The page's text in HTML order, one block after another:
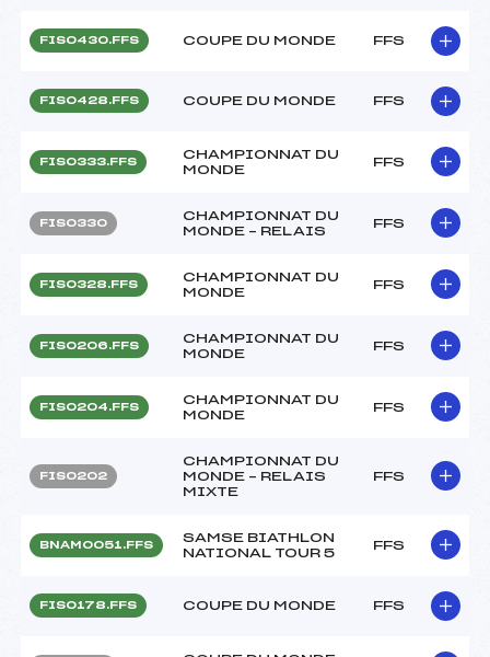
FIS0430.FFS COUPE DU MONDE FFS
FIS0428.FFS COUPE DU MONDE FFS
FIS0333.FFS
CHAMPIONNAT DU
MONDE
FFS
FIS0330
CHAMPIONNAT DU
MONDE – RELAIS
FFS
FIS0328.FFS
CHAMPIONNAT DU
MONDE
FFS
FIS0206.FFS
CHAMPIONNAT DU
MONDE
FFS
FIS0204.FFS
CHAMPIONNAT DU
MONDE
FFS
FIS0202
CHAMPIONNAT DU
MONDE – RELAIS
MIXTE
FFS
BNAM0051.FFS
SAMSE BIATHLON
NATIONAL TOUR 5
FFS
FIS0178.FFS COUPE DU MONDE FFS